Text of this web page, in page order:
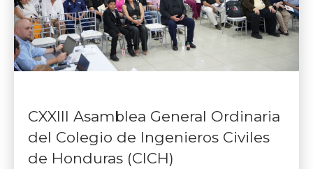
CXXIII Asamblea General Ordinaria
del Colegio de Ingenieros Civiles
de Honduras (CICH)